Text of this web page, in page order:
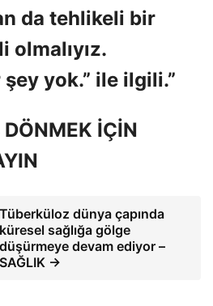
da tehlikeli bir
olmalıyız.
yok.” ile ilgili.”
İÇİN
Tüberküloz dünya çapında
küresel sağlığa gölge
düşürmeye devam ediyor –
SAĞLIK →